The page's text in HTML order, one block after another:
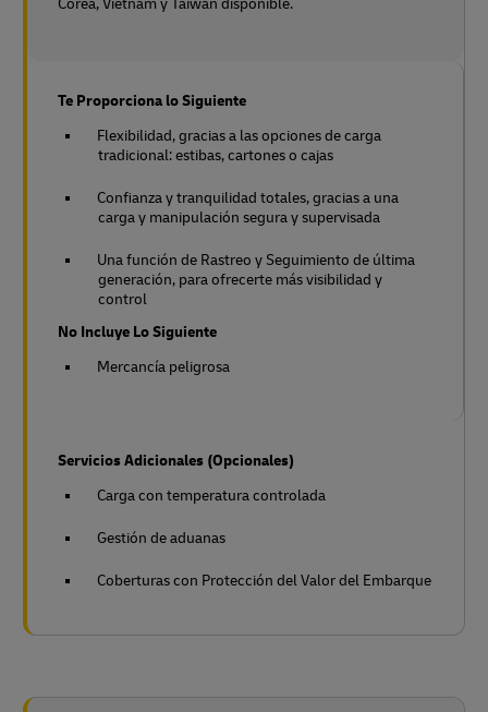
Corea, Vietnam y Taiwán disponible.
Te Proporciona lo Siguiente
Flexibilidad, gracias a las opciones de carga
tradicional: estibas, cartones o cajas
Confianza y tranquilidad totales, gracias a una
carga y manipulación segura y supervisada
Una función de Rastreo y Seguimiento de última
generación, para ofrecerte más visibilidad y
control
No Incluye Lo Siguiente
Mercancía peligrosa
Servicios Adicionales (Opcionales)
Carga con temperatura controlada
Gestión de aduanas
Coberturas con Protección del Valor del Embarque